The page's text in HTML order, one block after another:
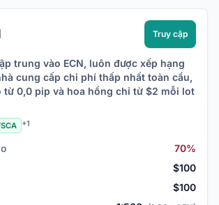
Truy cập
trung vào ECN, luôn được xếp hạng
cung cấp chi phí thấp nhất toàn cầu,
từ 0,0 pip và hoa hồng chỉ từ $2 mỗi lot
+1
70%
$100
$100